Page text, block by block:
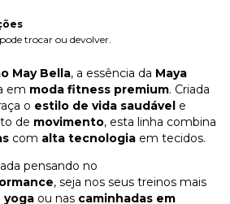
trocar ou devolver.
May Bella, a essência da Maya
em moda fitness premium. Criada
o estilo de vida saudável e
de movimento, esta linha combina
com alta tecnologia em tecidos.
pensando no
, seja nos seus treinos mais
yoga ou nas caminhadas em